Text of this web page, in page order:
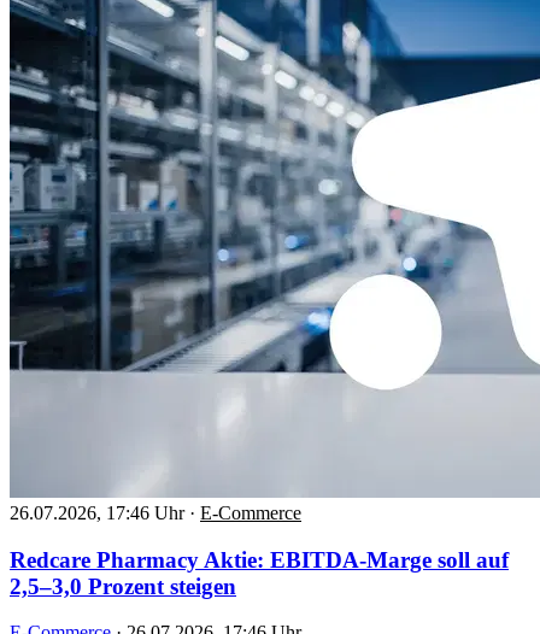
26.07.2026, 17:46 Uhr · E-Commerce
Redcare Pharmacy Aktie: EBITDA-Marge soll auf
2,5–3,0 Prozent steigen